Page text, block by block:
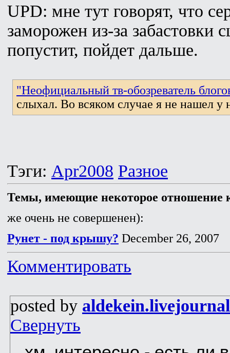
UPD: мне тут говорят, что
заморожен из-за забастовки
попустит, пойдет дальше.
"Неофициальный тв-обозреватель
слыхал. Во всяком случае я не нашел у
Тэги: Apr2008 Разное
Темы, имеющие некоторое отношение
же очень не совершенен):
Рунет - под крышу? December 26, 2007
Комментировать
posted by
Свернуть